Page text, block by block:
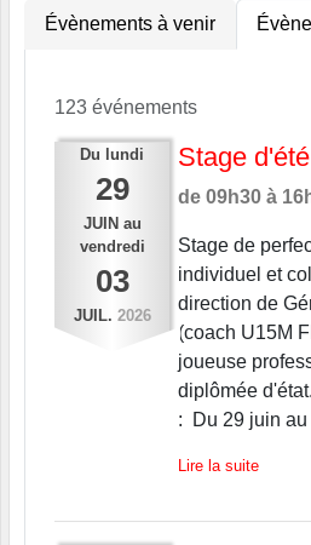
Évènements à venir
123 événements
Du lundi
29
JUIN au
vendredi
03
JUIL. 2026
Stage
de 09h30 à
Stage de
individuel et
direction de
(coach U15M
joueuse
diplômée
: Du 29 juin au
Lire la suite